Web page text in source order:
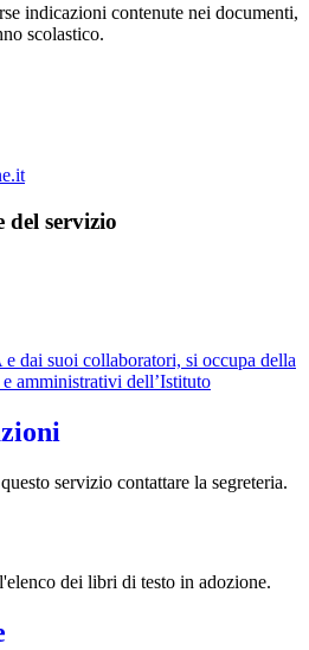
indicazioni contenute nei documenti,
scolastico.
del servizio
dai suoi collaboratori, si occupa della
amministrativi dell’Istituto
servizio contattare la segreteria.
dei libri di testo in adozione.